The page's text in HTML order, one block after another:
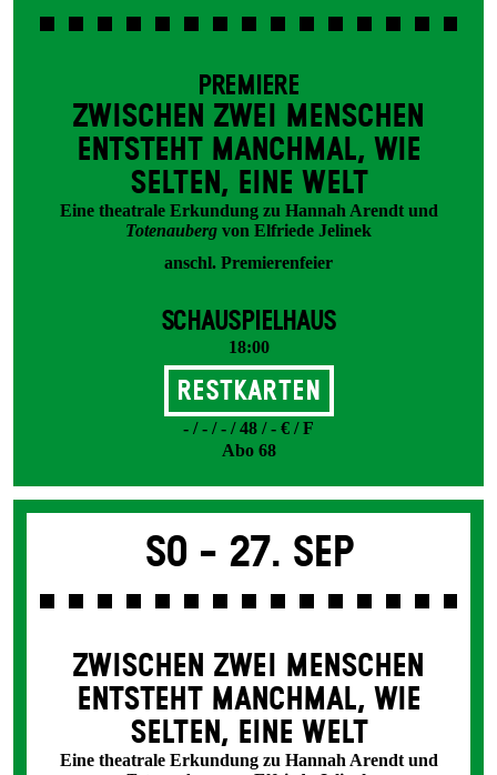
PREMIERE
ZWISCHEN ZWEI MENSCHEN
ENT­STEHT MANCH­MAL, WIE
SELTEN, EINE WELT
Eine theatrale Erkundung zu Hannah Arendt und
Totenauberg von Elfriede Jelinek
anschl. Premierenfeier
SCHAUSPIELHAUS
18:00
Restkarten
- / - / - / 48 / - € / F
Abo 68
So - 27. Sep
ZWISCHEN ZWEI MENSCHEN
ENT­STEHT MANCH­MAL, WIE
SELTEN, EINE WELT
Eine theatrale Erkundung zu Hannah Arendt und